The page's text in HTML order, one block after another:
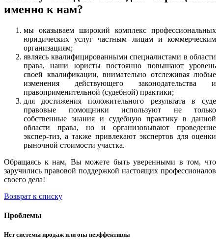
именно к нам?
мы оказываем широкий комплекс профессиональных
юридических услуг частным лицам и коммерческим
организациям;
являясь квалифицированными специалистами в области
права, наши юристы постоянно повышают уровень
своей квалификации, внимательно отслеживая любые
изменения действующего законодательства и
правоприменительной (судебной) практики;
для достижения положительного результата в суде
правовые помощники используют не только
собственные знания и судебную практику в данной
области права, но и организовывают проведение
экспер-тиз, а также привлекают экспертов для оценки
рыночной стоимости участка.
Обращаясь к нам, Вы можете быть уверенными в том, что
заручились правовой поддержкой настоящих профессионалов
своего дела!
Возврат к списку
Проблемы
Нет системы продаж или она неэффективна